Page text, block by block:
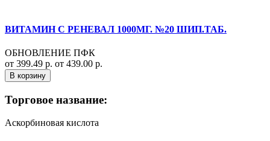
ВИТАМИН С РЕНЕВАЛ 1000МГ. №20 ШИП.ТАБ.
ОБНОВЛЕНИЕ ПФК
от 399.49 р. от 439.00 р.
В корзину
Торговое название:
Аскорбиновая кислота